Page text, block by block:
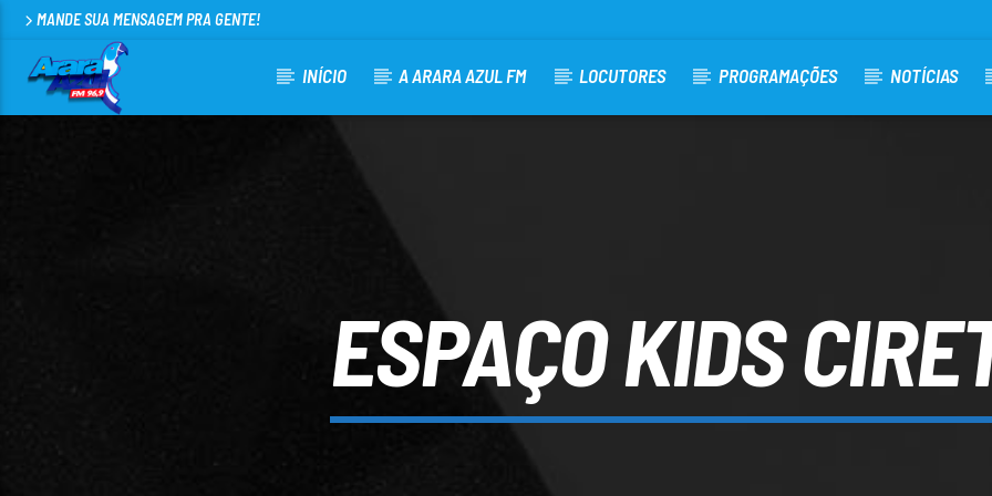
MANDE SUA MENSAGEM PRA GENTE!
INÍCIO A ARARA AZUL FM LOCUTORES PROGRAMAÇÕES NOTÍCIAS
ESPAÇO KIDS